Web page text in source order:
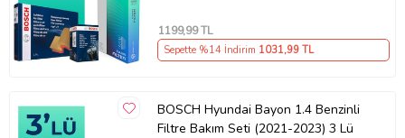
1199,99 TL
Sepette %14 İndirim 1031,99 TL
BOSCH Hyundai Bayon 1.4 Benzinli
Filtre Bakım Seti (2021-2023) 3 Lü